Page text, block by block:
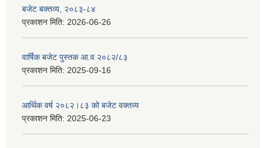
बजेट बक्तव्य, २०८३-८४
प्रकाशन मिति: 2026-06-26
वार्षिक बजेट पुस्तक आ.व २०८२/८३
प्रकाशन मिति: 2025-09-16
आर्थिक वर्ष २०८२।८३ को बजेट वक्तव्य
प्रकाशन मिति: 2025-06-23